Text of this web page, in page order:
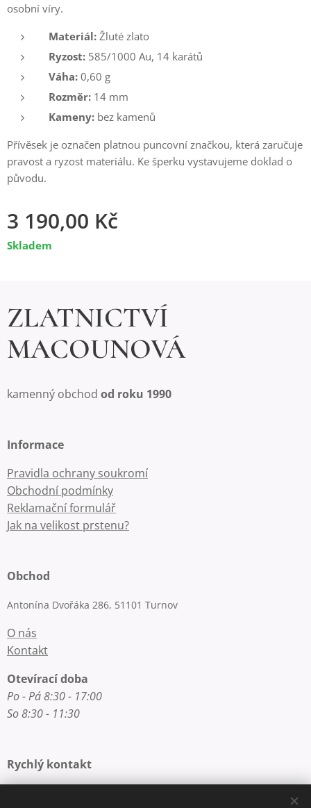
osobní víry.
Materiál: Žluté zlato
Ryzost: 585/1000 Au, 14 karátů
Váha: 0,60 g
Rozměr: 14 mm
Kameny: bez kamenů
Přívěsek je označen platnou puncovní značkou, která zaručuje
pravost a ryzost materiálu. Ke šperku vystavujeme doklad o
původu.
3 190,00 Kč
Skladem
ZLATNICTVÍ
MACOUNOVÁ
kamenný obchod od roku 1990
Informace
Pravidla ochrany soukromí
Obchodní podmínky
Reklamační formulář
Jak na velikost prstenu?
Obchod
Antonína Dvořáka 286, 51101 Turnov
O nás
Kontakt
Otevírací doba
Po - Pá 8:30 - 17:00
So 8:30 - 11:30
Rychlý kontakt